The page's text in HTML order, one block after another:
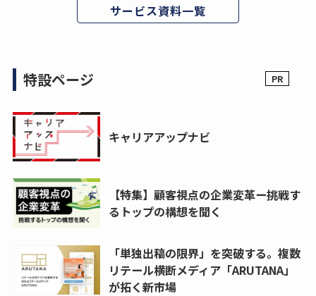
サービス資料一覧
特設ページ
キャリアアップナビ
【特集】顧客視点の企業変革ー挑戦す
るトップの構想を聞く
「単独出稿の限界」を突破する。複数
リテール横断メディア「ARUTANA」
が拓く新市場